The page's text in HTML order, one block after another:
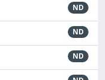
ND
ND
ND